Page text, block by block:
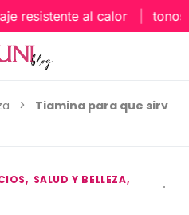
al calor tonos
Tiamina para que sirv
SALUD Y BELLEZA